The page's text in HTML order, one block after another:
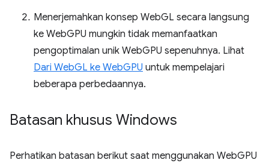
Menerjemahkan konsep WebGL secara langsung
ke WebGPU mungkin tidak memanfaatkan
pengoptimalan unik WebGPU sepenuhnya. Lihat
Dari WebGL ke WebGPU untuk mempelajari
beberapa perbedaannya.
Batasan khusus Windows
Perhatikan batasan berikut saat menggunakan WebGPU